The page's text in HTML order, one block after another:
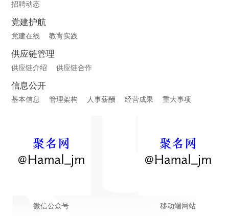
招聘动态
党建护航
党建在线 教育实践
供应链管理
供应链介绍 供应链合作
信息公开
基本信息 管理架构 人事薪酬 经营成果 重大事项
微信公众号 移动端网站